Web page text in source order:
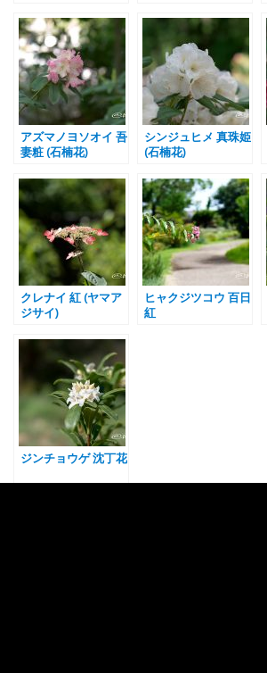
アズマノヨソオイ 吾
妻粧 (石楠花)
シンジュヒメ 真珠姫
(石楠花)
クレナイ 紅 (ヤマア
ジサイ)
ヒャクジツコウ 百日
紅
ジンチョウゲ 沈丁花